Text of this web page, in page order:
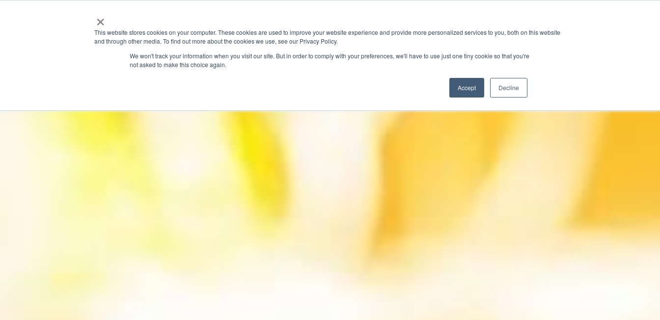
×
This website stores cookies on your computer. These cookies are used to improve your website experience and provide more personalized services to you, both on this website
and through other media. To find out more about the cookies we use, see our Privacy Policy.
We won't track your information when you visit our site. But in order to comply with your preferences, we'll have to use just one tiny cookie so that you're
not asked to make this choice again.
Accept Decline
標準認證測試新聞室 關於GRL
Categories